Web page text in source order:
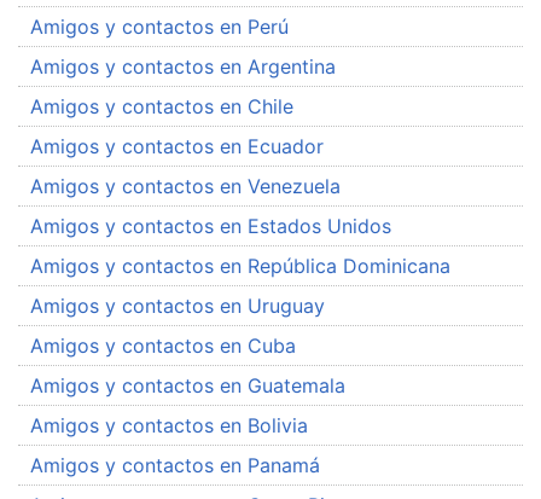
Amigos y contactos en Perú
Amigos y contactos en Argentina
Amigos y contactos en Chile
Amigos y contactos en Ecuador
Amigos y contactos en Venezuela
Amigos y contactos en Estados Unidos
Amigos y contactos en República Dominicana
Amigos y contactos en Uruguay
Amigos y contactos en Cuba
Amigos y contactos en Guatemala
Amigos y contactos en Bolivia
Amigos y contactos en Panamá